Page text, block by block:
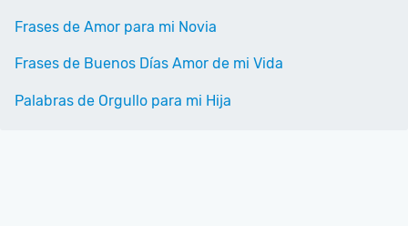
Frases de Amor para mi Novia
Frases de Buenos Días Amor de mi Vida
Palabras de Orgullo para mi Hija